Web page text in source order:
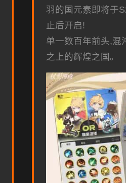
羽的国元素即将于
止后开启!
单一数百年前头,混
之上的辉煌之国。